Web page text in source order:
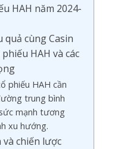
HAH năm 2024-
quả cùng Casin
HAH và các
phiếu HAH cần
trung bình
mạnh tương
xu hướng.
và chiến lược